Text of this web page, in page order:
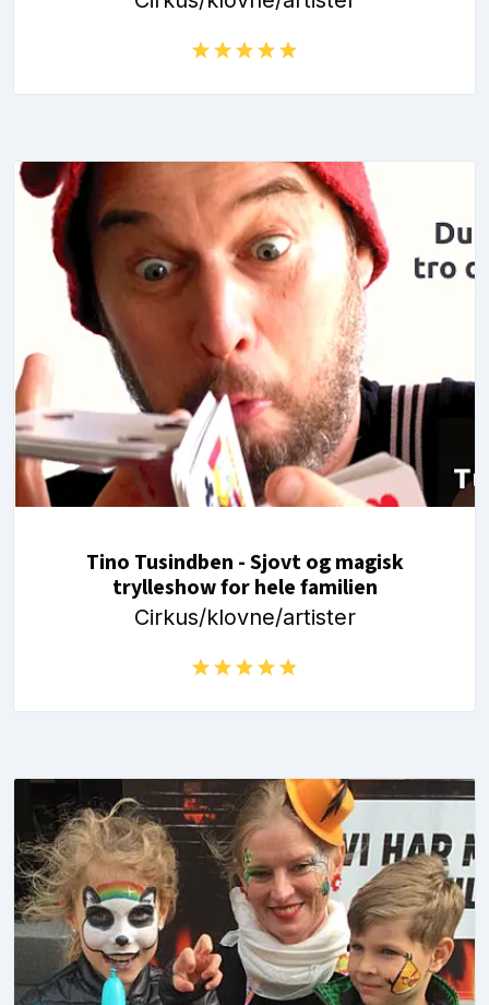
Tino Tusindben - Sjovt og magisk
trylleshow for hele familien
Cirkus/klovne/artister